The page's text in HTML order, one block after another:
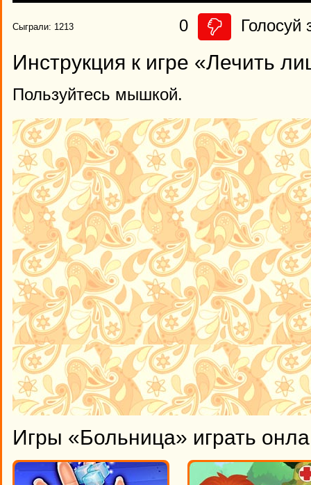
Сыграли: 1213 0 Голосуй
Инструкция к игре «Лечить
Пользуйтесь мышкой.
Игры «Больница» играть